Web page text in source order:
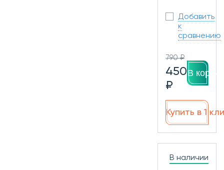
Добавить
к
сравнению
790 ₽
450
₽
В
Купить в 1
В наличии